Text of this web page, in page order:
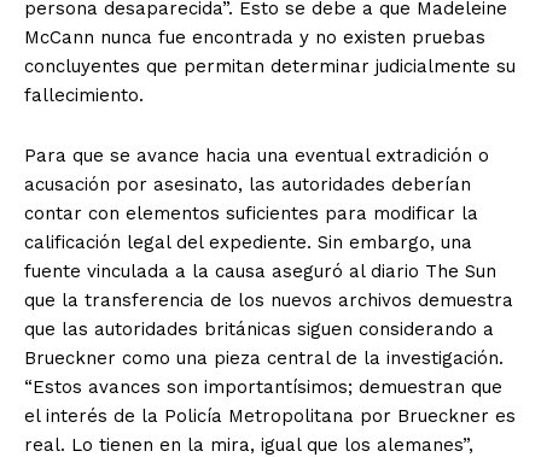
persona desaparecida”. Esto se debe a que Madeleine
McCann nunca fue encontrada y no existen pruebas
concluyentes que permitan determinar judicialmente su
fallecimiento.
Para que se avance hacia una eventual extradición o
acusación por asesinato, las autoridades deberían
contar con elementos suficientes para modificar la
calificación legal del expediente. Sin embargo, una
fuente vinculada a la causa aseguró al diario The Sun
que la transferencia de los nuevos archivos demuestra
que las autoridades británicas siguen considerando a
Brueckner como una pieza central de la investigación.
“Estos avances son importantísimos; demuestran que
el interés de la Policía Metropolitana por Brueckner es
real. Lo tienen en la mira, igual que los alemanes”,